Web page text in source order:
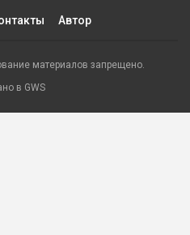
Автор
материалов запрещено.
в GWS